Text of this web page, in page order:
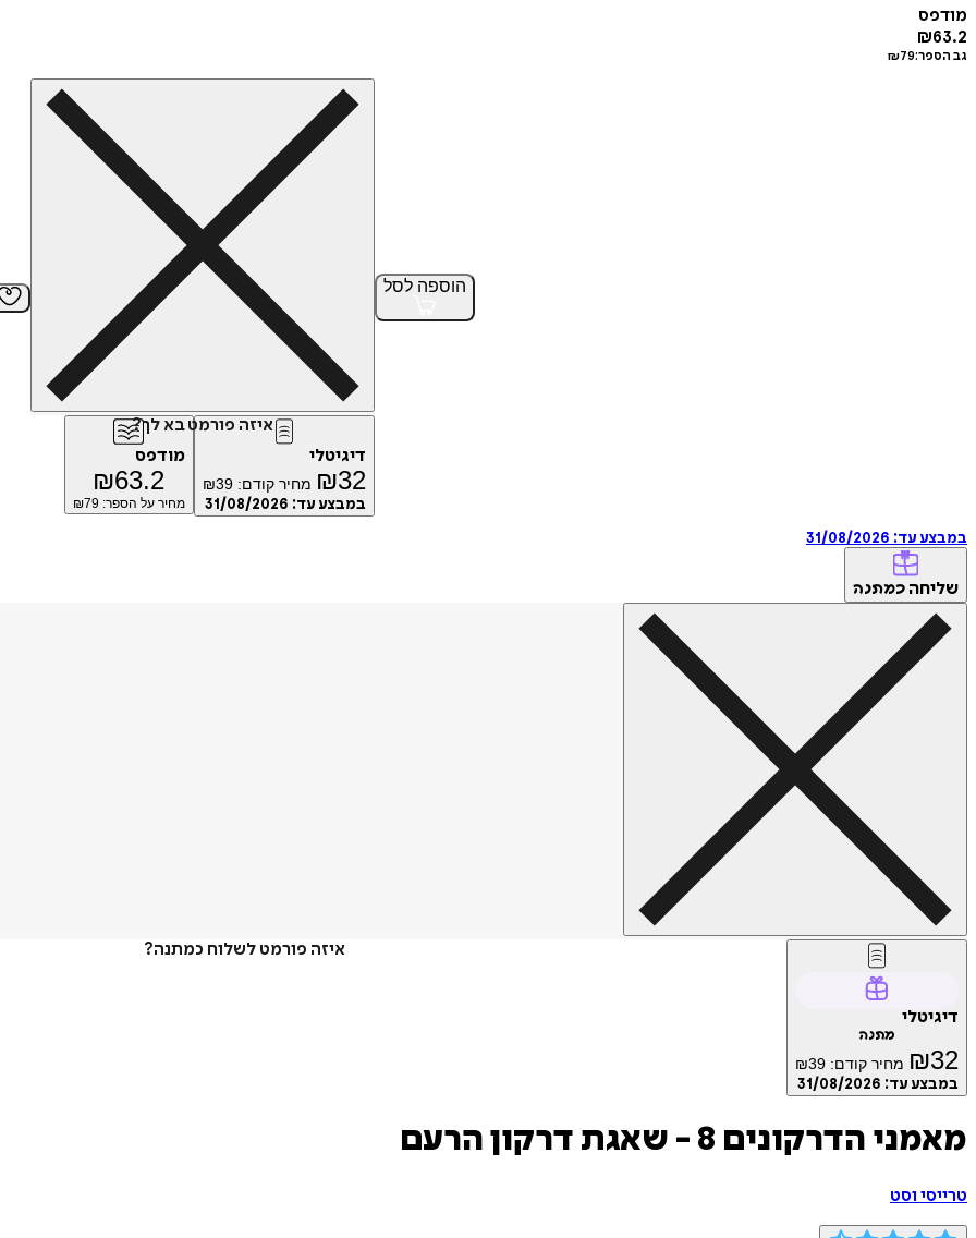
מודפס
₪63.2
גב הספר: ₪79
הוספה לסל
איזה פורמט בא לך?
דיגיטלי
₪32 מחיר קודם: ₪39
במבצע עד: 31/08/2026
מודפס
₪63.2
מחיר על הספר: ₪ 79
במבצע עד: 31/08/2026
שליחה כמתנה
איזה פורמט לשלוח כמתנה?
דיגיטלי
מתנה
₪32 מחיר קודם: ₪39
במבצע עד: 31/08/2026
מאמני הדרקונים 8 - שאגת דרקון הרעם
טרייסי וסט